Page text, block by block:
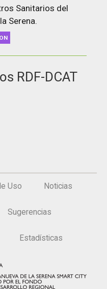
Sanitarios del
Serena.
RDF-DCAT
Uso Noticias
Sugerencias
Estadísticas